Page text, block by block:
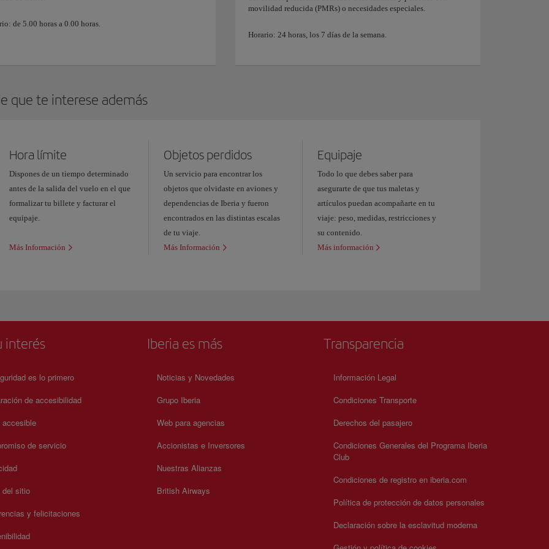
de 5.00 horas a 0.00 horas.
movilidad reducida (PMRs) o necesidades especiales.
Horario: 24 horas, los 7 días de la semana.
que te interese además
Hora límite
Dispones de un tiempo determinado
antes de la salida del vuelo en el que
formalizar tu billete y facturar el
equipaje.
Más Información
Objetos perdidos
Un servicio para encontrar los
objetos que olvidaste en aviones y
dependencias de Iberia y fueron
encontrados en las distintas escalas
de tu viaje.
Más Información
Equipaje
Todo lo que debes saber para
asegurarte de que tus maletas y
artículos puedan acompañarte en tu
viaje: peso, medidas, restricciones y
su contenido.
Más información
interés
es lo primero
de accesibilidad
accesible
de servicio
del sitio
y felicitaciones
Iberia es más
Noticias y Novedades
Grupo Iberia
Web para agencias
Accionistas e Inversores
Nuestras Alianzas
British Airways
Transparencia
Información Legal
Condiciones Transporte
Derechos del pasajero
Condiciones Generales del Programa Iberia
Club
Condiciones de registro en iberia.com
Política de protección de datos personales
Declaración sobre la esclavitud moderna